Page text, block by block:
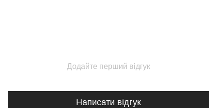
Додайте перший відгук
Написати відгук